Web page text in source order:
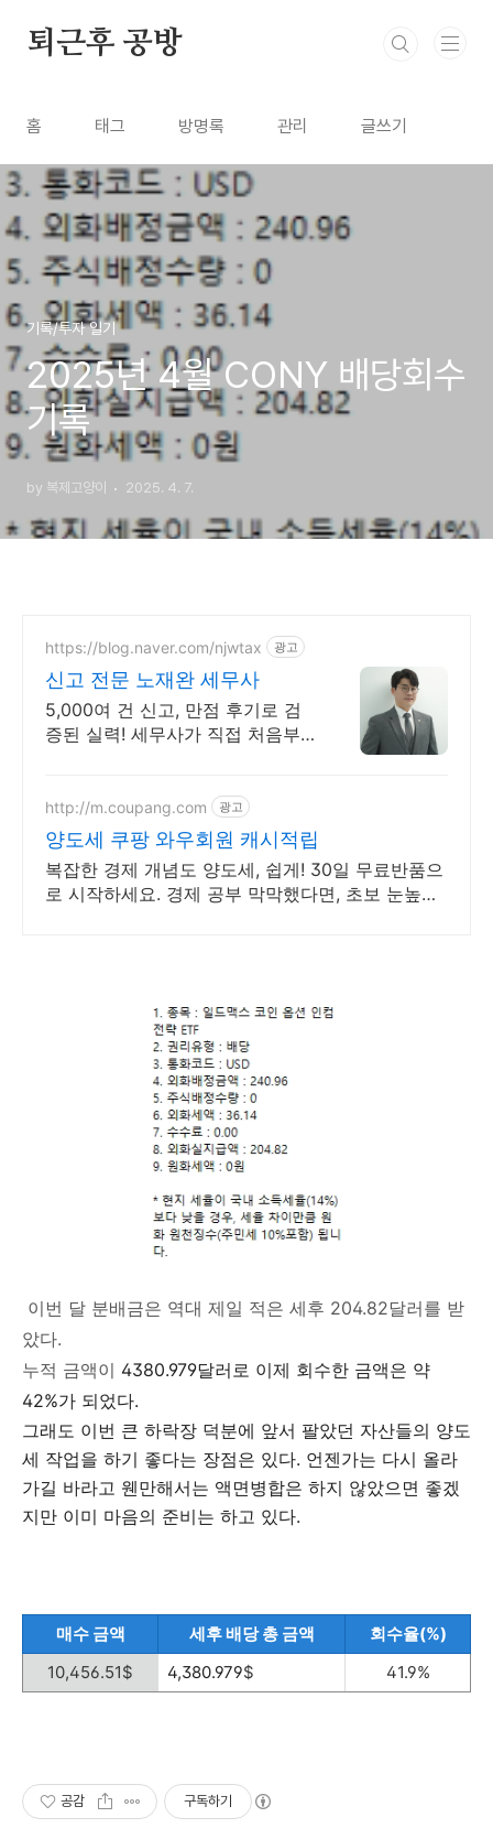
퇴근후 공방
홈 태그 방명록 관리 글쓰기
기록/투자 일기
2025년 4월 CONY 배당회수
기록
by 복제고양이 2025. 4. 7.
https://blog.naver.com/njwtax 광고
신고 전문 노재완 세무사
5,000여 건 신고, 만점 후기로 검
증된 실력! 세무사가 직접 처음부
http://m.coupang.com 광고
양도세 쿠팡 와우회원 캐시적립
복잡한 경제 개념도 양도세, 쉽게! 30일 무료반품으
로 시작하세요. 경제 공부 막막했다면, 초보 눈높이
이번 달 분배금은 역대 제일 적은 세후 204.82달러를 받
았다.
누적 금액이 4380.979달러로 이제 회수한 금액은 약
42%가 되었다.
그래도 이번 큰 하락장 덕분에 앞서 팔았던 자산들의 양도
세 작업을 하기 좋다는 장점은 있다. 언젠가는 다시 올라
가길 바라고 웬만해서는 액면병합은 하지 않았으면 좋겠
지만 이미 마음의 준비는 하고 있다.
매수 금액 세후 배당 총 금액
회수율(%)
10,456.51$
4,380.979$ 41.9%
공감 구독하기